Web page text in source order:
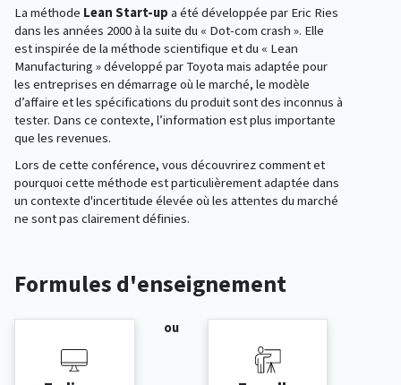
La méthode Lean Start-up a été développée par Eric Ries
dans les années 2000 à la suite du « Dot-com crash ». Elle
est inspirée de la méthode scientifique et du « Lean
Manufacturing » développé par Toyota mais adaptée pour
les entreprises en démarrage où le marché, le modèle
d’affaire et les spécifications du produit sont des inconnus à
tester. Dans ce contexte, l’information est plus importante
que les revenues.
Lors de cette conférence, vous découvrirez comment et
pourquoi cette méthode est particulièrement adaptée dans
un contexte d'incertitude élevée où les attentes du marché
ne sont pas clairement définies.
Formules d'enseignement
ou